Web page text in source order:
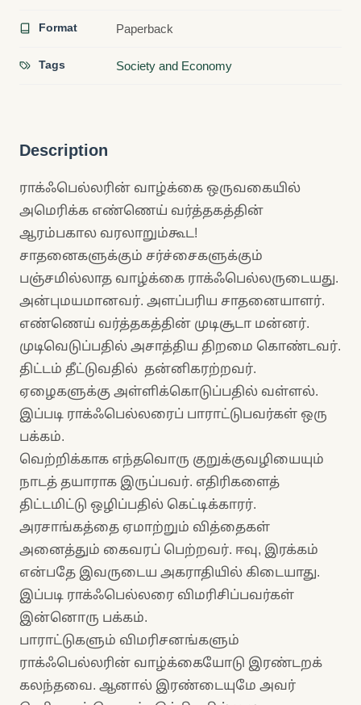
Format Paperback
Tags Society and Economy
Description
ராக்ஃபெல்லரின் வாழ்க்கை ஒருவகையில்
அமெரிக்க எண்ணெய் வர்த்தகத்தின்
ஆரம்பகால வரலாறும்கூட!
சாதனைகளுக்கும் சர்ச்சைகளுக்கும்
பஞ்சமில்லாத வாழ்க்கை ராக்ஃபெல்லருடையது.
அன்புமயமானவர். அளப்பரிய சாதனையாளர்.
எண்ணெய் வர்த்தகத்தின் முடிசூடா மன்னர்.
முடிவெடுப்பதில் அசாத்திய திறமை கொண்டவர்.
திட்டம் தீட்டுவதில் தன்னிகரற்றவர்.
ஏழைகளுக்கு அள்ளிக்கொடுப்பதில் வள்ளல்.
இப்படி ராக்ஃபெல்லரைப் பாராட்டுபவர்கள் ஒரு
பக்கம்.
வெற்றிக்காக எந்தவொரு குறுக்குவழியையும்
நாடத் தயாராக இருப்பவர். எதிரிகளைத்
திட்டமிட்டு ஒழிப்பதில் கெட்டிக்காரர்.
அரசாங்கத்தை ஏமாற்றும் வித்தைகள்
அனைத்தும் கைவரப் பெற்றவர். ஈவு, இரக்கம்
என்பதே இவருடைய அகராதியில் கிடையாது.
இப்படி ராக்ஃபெல்லரை விமரிசிப்பவர்கள்
இன்னொரு பக்கம்.
பாராட்டுகளும் விமரிசனங்களும்
ராக்ஃபெல்லரின் வாழ்க்கையோடு இரண்டறக்
கலந்தவை. ஆனால் இரண்டையுமே அவர்